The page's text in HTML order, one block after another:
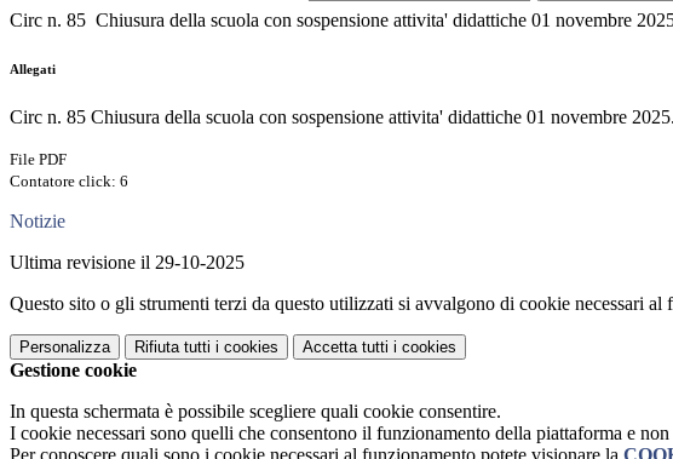
Circ n. 85 Chiusura della scuola con sospensione attivita' didattiche 01 novembre
Allegati
Circ n. 85 Chiusura della scuola con sospensione attivita' didattiche 01 novembre
File PDF
Contatore click: 6
Notizie
Ultima revisione il 29-10-2025
Questo sito o gli strumenti terzi da questo utilizzati si avvalgono di cookie necessari
Personalizza Rifiuta tutti i cookies Accetta tutti i cookies
Gestione cookie
In questa schermata è possibile scegliere quali cookie consentire.
I cookie necessari sono quelli che consentono il funzionamento della piattaforma e
Per conoscere quali sono i cookie necessari al funzionamento potete visionare la